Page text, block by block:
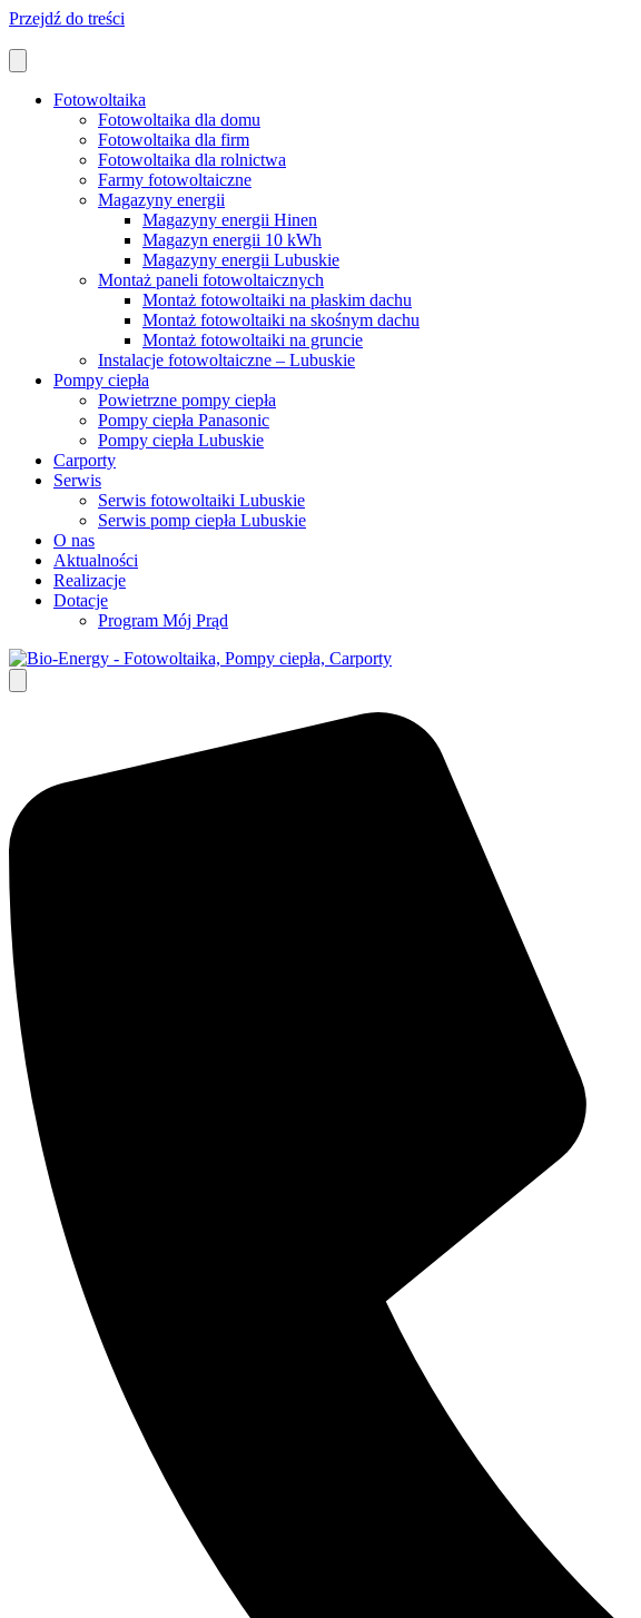
Przejdź do treści
Fotowoltaika
Fotowoltaika dla domu
Fotowoltaika dla firm
Fotowoltaika dla rolnictwa
Farmy fotowoltaiczne
Magazyny energii
Magazyny energii Hinen
Magazyn energii 10 kWh
Magazyny energii Lubuskie
Montaż paneli fotowoltaicznych
Montaż fotowoltaiki na płaskim dachu
Montaż fotowoltaiki na skośnym dachu
Montaż fotowoltaiki na gruncie
Instalacje fotowoltaiczne – Lubuskie
Pompy ciepła
Powietrzne pompy ciepła
Pompy ciepła Panasonic
Pompy ciepła Lubuskie
Carporty
Serwis
Serwis fotowoltaiki Lubuskie
Serwis pomp ciepła Lubuskie
O nas
Aktualności
Realizacje
Dotacje
Program Mój Prąd